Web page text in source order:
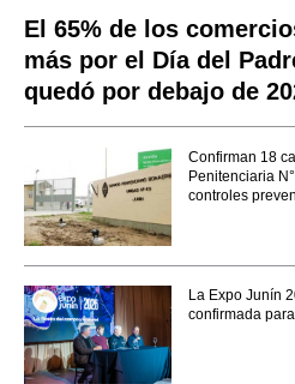
El 65% de los
más por el Día del
quedó por debajo de
Confirman 18
Penitenciaria
controles
La Expo Junín
confirmada